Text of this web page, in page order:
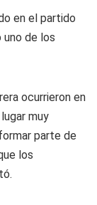
en el partido
uno de los
ocurrieron en
muy
parte de
los